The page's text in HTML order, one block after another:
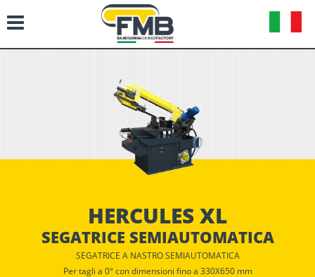
HERCULES XL
SEGATRICE SEMIAUTOMATICA
SEGATRICE A NASTRO SEMIAUTOMATICA
Per tagli a 0° con dimensioni fino a 330X650 mm